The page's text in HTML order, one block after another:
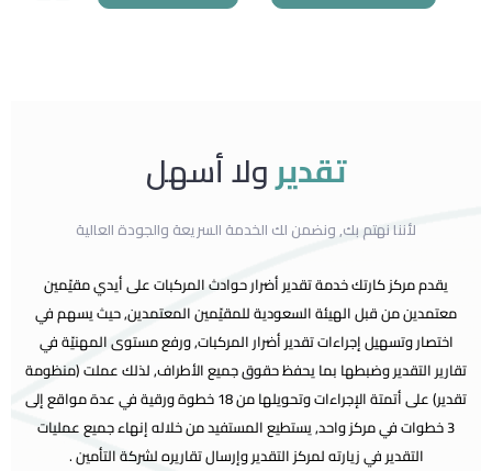
تقديرولا أسهل
لأننا نهتم بك, ونضمن لك الخدمة السريعة والجودة العالية
يقدم مركز كارتك خدمة تقدير أضرار حوادث المركبات على أيدي مقيّمين
معتمدين من قبل الهيئة السعودية للمقيّمين المعتمدين, حيث يسهم في
اختصار وتسهيل إجراءات تقدير أضرار المركبات, ورفع مستوى المهنيّة في
تقارير التقدير وضبطها بما يحفظ حقوق جميع الأطراف, لذلك عملت (منظومة
تقدير) على أتمتة الإجراءات وتحويلها من 18 خطوة ورقية في عدة مواقع إلى
3 خطوات في مركز واحد, يستطيع المستفيد من خلاله إنهاء جميع عمليات
التقدير في زيارته لمركز التقدير وإرسال تقاريره لشركة التأمين .